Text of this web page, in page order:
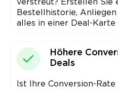
verstreut? Erstellen Sie
Bestell­historie,
alles in einer Deal-Karte
Höhere
Deals
Ist Ihre Conversion-